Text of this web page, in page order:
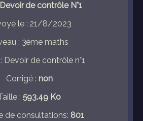
Devoir de contrôle N°1
le : 21/8/2023
: 3ème maths
Devoir de contrôle n°1
Corrigé : non
: 593.49 Ko
de consultations: 801